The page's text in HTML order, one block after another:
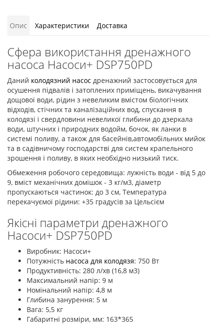
Опис Характеристики Доставка
Сфера використання дренажного
насоса Насоси+ DSP750PD
Даний колодязний насос дренажний застосовується для
осушення підвалів і затоплених приміщень, викачування
дощової води, рідин з невеликим вмістом біологічних
відходів, стічних та каналізаційних вод, спускання в
колодязі і свердловини невеликої глибини до дзеркала
води, штучних і природних водойм, бочок, як ланки в
системі поливу, а також для басейнів,автомобільних мийок
та в садівничому господарстві для систем крапельного
зрошення і поливу, в яких необхідно низький тиск.
Обмеження робочого середовища: лужність води - від 5 до
9, вміст механічних домішок - 3 кг/м3, діаметр
пропускаються частинок: до 3 см, Температура
перекачуємої рідини: +35 градусів за Цельсієм
Якісні параметри дренажного
Насоси+ DSP750PD
Виробник: Насоси+
Потужність насоса для колодязя: 750 Вт
Продуктивність: 280 л/хв (16,8 м3)
Максимальний напір: 9 м
Номінальний напір: 4,8 м
Глибина занурення: 5 м
Вага: 5,5 кг
Габаритні розміри, мм: 163*365